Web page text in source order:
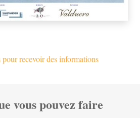
recevoir des informations
vous pouvez faire